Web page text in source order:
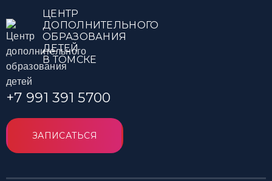
ЦЕНТР
ДОПОЛНИТЕЛЬНОГО
ОБРАЗОВАНИЯ
ДЕТЕЙ
В ТОМСКЕ
+7 991 391 5700
ЗАПИСАТЬСЯ